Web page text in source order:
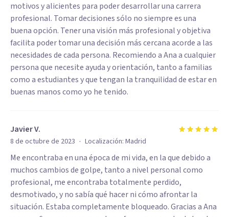
motivos y alicientes para poder desarrollar una carrera
profesional. Tomar decisiones sólo no siempre es una
buena opción. Tener una visión más profesional y objetiva
facilita poder tomar una decisión más cercana acorde a las
necesidades de cada persona. Recomiendo a Ana a cualquier
persona que necesite ayuda y orientación, tanto a familias
como a estudiantes y que tengan la tranquilidad de estar en
buenas manos como yo he tenido.
Javier V.
8 de octubre de 2023 · Localización: Madrid
Me encontraba en una época de mi vida, en la que debido a
muchos cambios de golpe, tanto a nivel personal como
profesional, me encontraba totalmente perdido,
desmotivado, y no sabía qué hacer ni cómo afrontar la
situación. Estaba completamente bloqueado. Gracias a Ana